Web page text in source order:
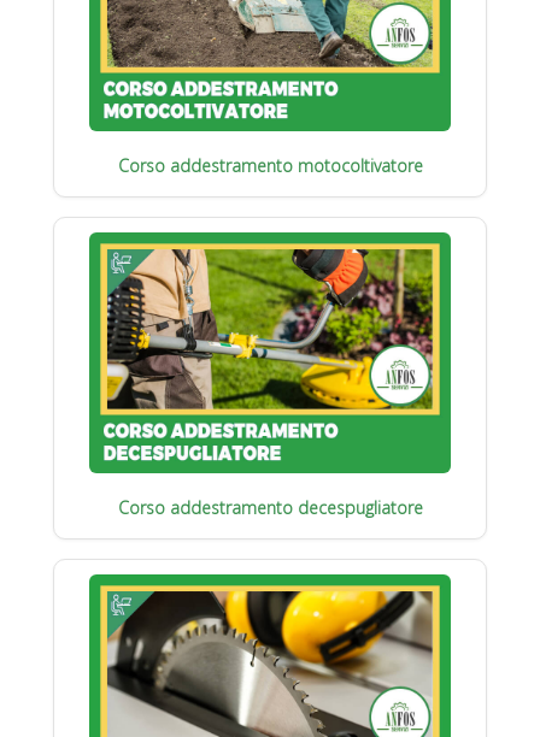
Corso addestramento motocoltivatore
Corso addestramento decespugliatore